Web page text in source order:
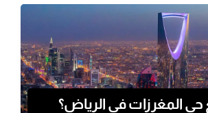
حي المغرزات في الرياض؟